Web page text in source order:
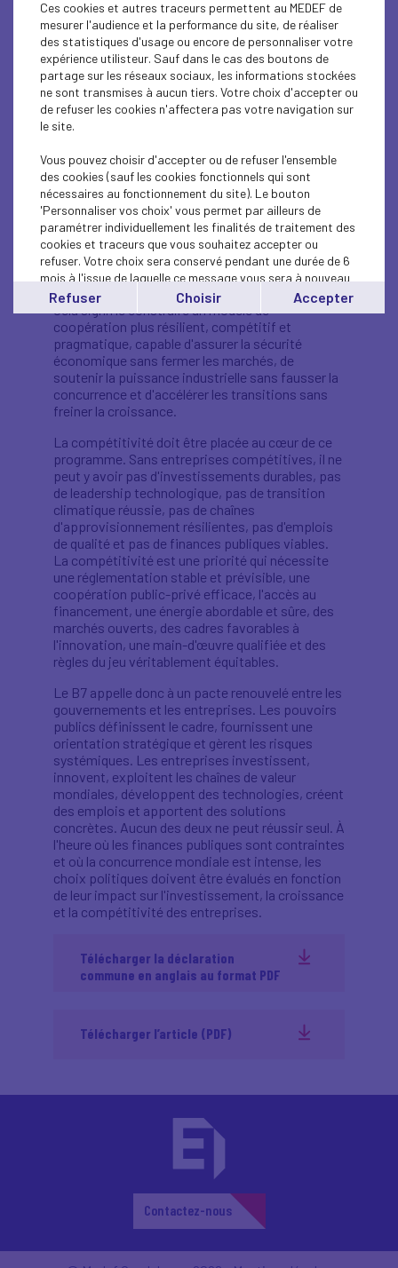
dont dépendent les décisions commerciales à
long terme. Parallèlement, l'intelligence
artificielle, les technologies quantiques, la
transformation numérique, les technologies
propres, les innovations en santé et les
nouveaux modèles financiers offrent
d'importantes perspectives de productivité, de
croissance et de prospérité.
Le B7 estime que le G7 a un rôle décisif à jouer
dans ce contexte. Le G7 demeure un forum
d'économies de marché avancées, ayant la
capacité, la légitimité et la responsabilité de
définir une orientation. Il devrait agir comme une
force stabilisatrice, défendant un ordre
international fondé sur des règles, libre et ouvert,
tout en l'adaptant aux réalités actuelles. Cela ne
signifie pas un retour aux hypothèses du passé.
Cela signifie construire un modèle de
coopération plus résilient, compétitif et
pragmatique, capable d'assurer la sécurité
économique sans fermer les marchés, de
soutenir la puissance industrielle sans fausser la
concurrence et d'accélérer les transitions sans
freiner la croissance.
La compétitivité doit être placée au cœur de ce
programme. Sans entreprises compétitives, il ne
peut y avoir pas d'investissements durables, pas
de leadership technologique, pas de transition
climatique réussie, pas de chaînes
d'approvisionnement résilientes, pas d'emplois
de qualité et pas de finances publiques viables.
La compétitivité est une priorité qui nécessite
une réglementation stable et prévisible, une
coopération public-privé efficace, l'accès au
financement, une énergie abordable et sûre, des
marchés ouverts, des cadres favorables à
l'innovation, une main-d'œuvre qualifiée et des
règles du jeu véritablement équitables.
Le B7 appelle donc à un pacte renouvelé entre les
gouvernements et les entreprises. Les pouvoirs
publics définissent le cadre, fournissent une
orientation stratégique et gèrent les risques
systémiques. Les entreprises investissent,
innovent, exploitent les chaînes de valeur
mondiales, développent des technologies, créent
des emplois et apportent des solutions
concrètes. Aucun des deux ne peut réussir seul. À
l'heure où les finances publiques sont contraintes
et où la concurrence mondiale est intense, les
choix politiques doivent être évalués en fonction
de leur impact sur l'investissement, la croissance
et la compétitivité des entreprises.
Télécharger la déclaration
commune en anglais au format PDF
Télécharger l’article (PDF)
Contactez-nous
Ces cookies et autres traceurs permettent au MEDEF de
mesurer l'audience et la performance du site, de réaliser
des statistiques d'usage ou encore de personnaliser votre
expérience utilisteur. Sauf dans le cas des boutons de
partage sur les réseaux sociaux, les informations stockées
ne sont transmises à aucun tiers. Votre choix d'accepter ou
de refuser les cookies n'affectera pas votre navigation sur
le site.
Vous pouvez choisir d'accepter ou de refuser l'ensemble
des cookies (sauf les cookies fonctionnels qui sont
nécessaires au fonctionnement du site). Le bouton
'Personnaliser vos choix' vous permet par ailleurs de
paramétrer individuellement les finalités de traitement des
cookies et traceurs que vous souhaitez accepter ou
refuser. Votre choix sera conservé pendant une durée de 6
mois à l'issue de laquelle ce message vous sera à nouveau
affiché..
Vous pouvez modifier votre choix à tout moment en
cliquant sur le lien 'cookies'en bas de page.
Refuser Choisir Accepter